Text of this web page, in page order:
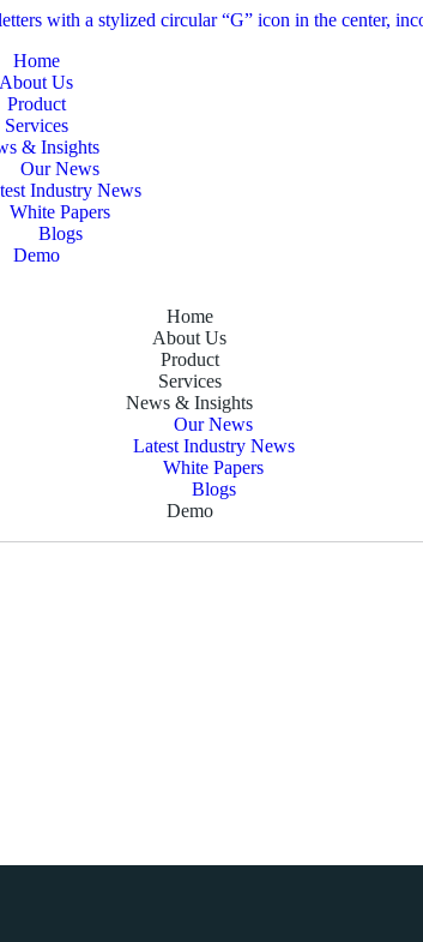
Home
About Us
Product
Services
& Insights
Our News
Industry News
White Papers
Blogs
Demo
Home
About Us
Product
Services
News & Insights
Our News
Latest Industry News
White Papers
Blogs
Demo